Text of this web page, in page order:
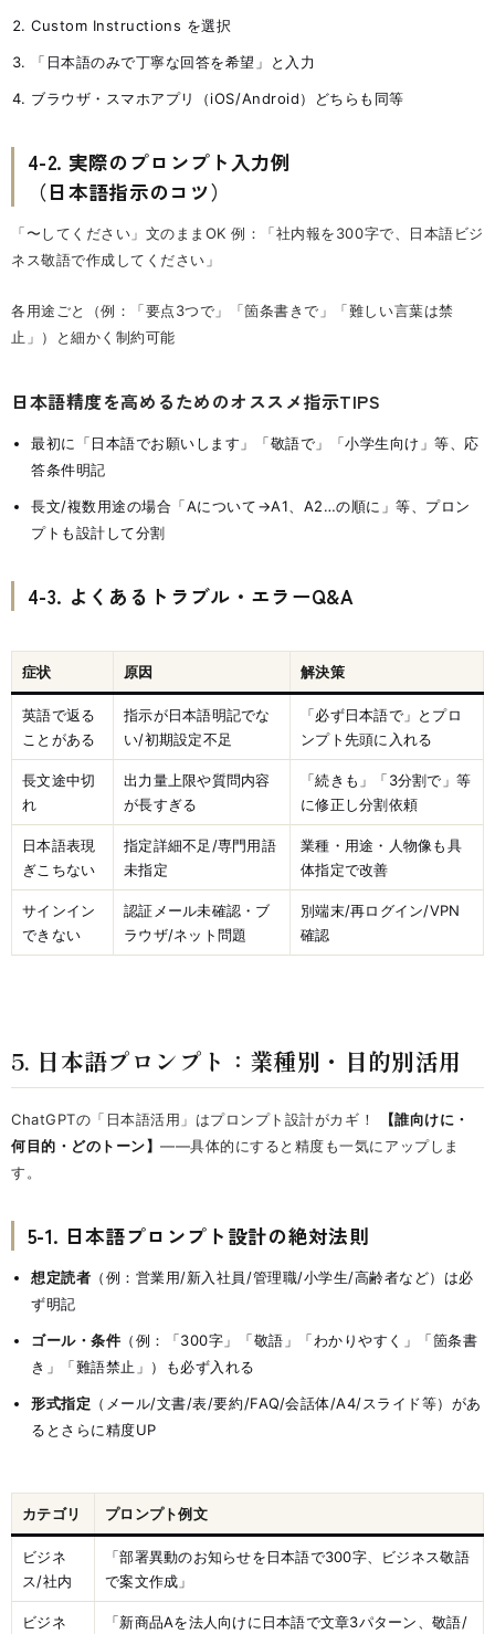
Custom Instructions を選択
「日本語のみで丁寧な回答を希望」と入力
ブラウザ・スマホアプリ（iOS/Android）どちらも同等
4-2. 実際のプロンプト入力例
（日本語指示のコツ）
「〜してください」文のままOK 例：「社内報を300字で、日本語ビジ
ネス敬語で作成してください」
各用途ごと（例：「要点3つで」「箇条書きで」「難しい言葉は禁
止」）と細かく制約可能
日本語精度を高めるためのオススメ指示TIPS
最初に「日本語でお願いします」「敬語で」「小学生向け」等、応
答条件明記
長文/複数用途の場合「Aについて→A1、A2…の順に」等、プロン
プトも設計して分割
4-3. よくあるトラブル・エラーQ&A
症状 原因 解決策
英語で返る
ことがある
指示が日本語明記でな
い/初期設定不足
「必ず日本語で」とプロ
ンプト先頭に入れる
長文途中切
れ
出力量上限や質問内容
が長すぎる
「続きも」「3分割で」等
に修正し分割依頼
日本語表現
ぎこちない
指定詳細不足/専門用語
未指定
業種・用途・人物像も具
体指定で改善
サインイン
できない
認証メール未確認・ブ
ラウザ/ネット問題
別端末/再ログイン/VPN
確認
5. 日本語プロンプト：業種別・目的別活用
ChatGPTの「日本語活用」はプロンプト設計がカギ！
【誰向けに・
何目的・どのトーン】——具体的にすると精度も一気にアップしま
す。
5-1. 日本語プロンプト設計の絶対法則
想定読者 （例：営業用/新入社員/管理職/小学生/高齢者など）は必
ず明記
ゴール・条件 （例：「300字」「敬語」「わかりやすく」「箇条書
き」「難語禁止」）も必ず入れる
形式指定 （メール/文書/表/要約/FAQ/会話体/A4/スライド等）があ
るとさらに精度UP
カテゴリ プロンプト例文
ビジネ
ス/社内
「部署異動のお知らせを日本語で300字、ビジネス敬語
で案文作成」
ビジネ 「新商品Aを法人向けに日本語で文章3パターン、敬語/